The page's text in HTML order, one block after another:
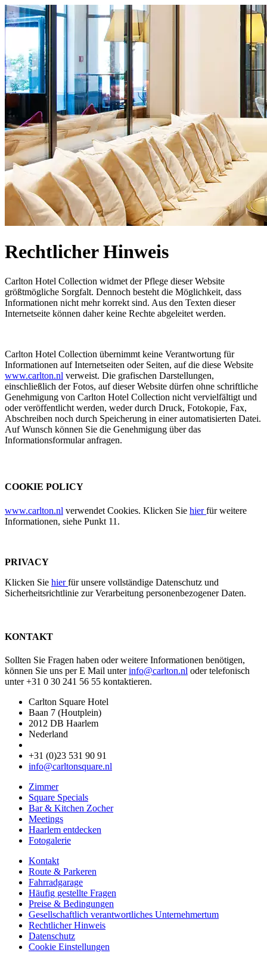
Rechtlicher Hinweis
Carlton Hotel Collection widmet der Pflege dieser Website
größtmögliche Sorgfalt. Dennoch besteht die Möglichkeit, dass
Informationen nicht mehr korrekt sind. Aus den Texten dieser
Internetseite können daher keine Rechte abgeleitet werden.
Carlton Hotel Collection übernimmt keine Verantwortung für
Informationen auf Internetseiten oder Seiten, auf die diese Website
www.carlton.nl verweist. Die grafischen Darstellungen,
einschließlich der Fotos, auf dieser Website dürfen ohne schriftliche
Genehmigung von Carlton Hotel Collection nicht vervielfältigt und
oder veröffentlicht werden, weder durch Druck, Fotokopie, Fax,
Abschreiben noch durch Speicherung in einer automatisierten Datei.
Auf Wunsch können Sie die Genehmigung über das
Informationsformular anfragen.
COOKIE POLICY
www.carlton.nl verwendet Cookies. Klicken Sie hierfür weitere
Informationen, siehe Punkt 11.
PRIVACY
Klicken Sie hierfür unsere vollständige Datenschutz und
Sicherheitsrichtlinie zur Verarbeitung personenbezogener Daten.
KONTAKT
Sollten Sie Fragen haben oder weitere Informationen benötigen,
können Sie uns per E Mail unterinfo@carlton.nl oder telefonisch
unter +31 0 30 241 56 55 kontaktieren.
Carlton Square Hotel
Baan 7 (Houtplein)
2012 DB Haarlem
Nederland
+31 (0)23 531 90 91
info@carltonsquare.nl
Zimmer
Square Specials
Bar & Kitchen Zocher
Meetings
Haarlem entdecken
Fotogalerie
Kontakt
Route & Parkeren
Fahrradgarage
Häufig gestellte Fragen
Preise & Bedingungen
Gesellschaftlich verantwortliches Unternehmertum
Rechtlicher Hinweis
Datenschutz
Cookie Einstellungen